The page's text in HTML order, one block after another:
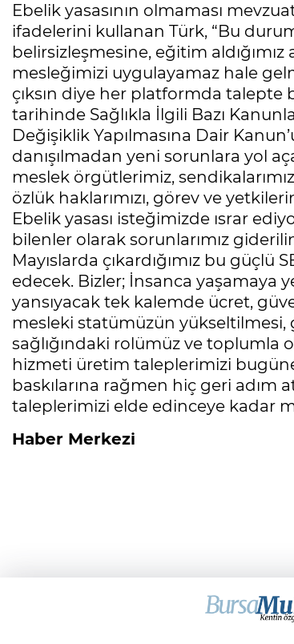
Ebelik yasasının olmaması
ifadelerini kullanan Türk, “Bu
belirsizleşmesine, eğitim aldığımız
mesleğimizi uygulayamaz hale
çıksın diye her platformda talepte
tarihinde Sağlıkla İlgili Bazı
Değişiklik Yapılmasına Dair
danışılmadan yeni sorunlara yol
meslek örgütlerimiz,
özlük haklarımızı, görev ve
Ebelik yasası isteğimizde ısrar
bilenler olarak sorunlarımız
Mayıslarda çıkardığımız bu güçlü
edecek. Bizler; İnsanca yaşamaya
yansıyacak tek kalemde ücret,
mesleki statümüzün yükseltilmesi,
sağlığındaki rolümüz ve toplumla
hizmeti üretim taleplerimizi
baskılarına rağmen hiç geri adım
taleplerimizi elde edinceye kadar
Haber Merkezi